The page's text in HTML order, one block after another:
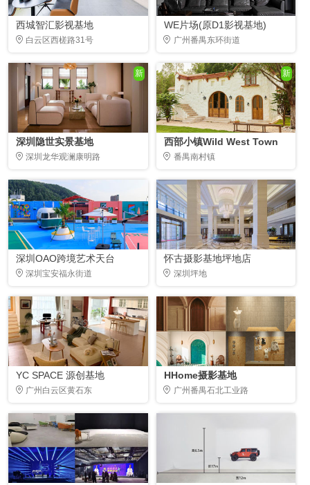
西城智汇影视基地
白云区西槎路31号
WE片场(原D1影视基地)
广州番禺东环街道
新
深圳隐世实景基地
深圳龙华观澜康明路
新
西部小镇Wild West Town
番禺南村镇
深圳OAO跨境艺术天台
深圳宝安福永街道
怀古摄影基地坪地店
深圳坪地
YC SPACE 源创基地
广州白云区黄石东
HHome摄影基地
广州番禺石北工业路